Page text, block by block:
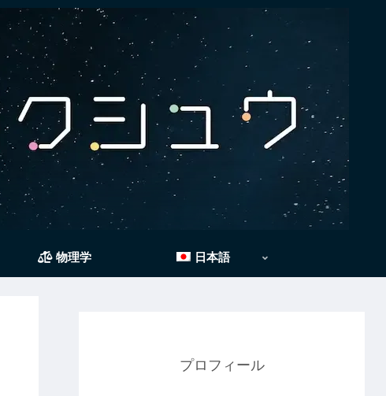
物理学 日本語
プロフィール